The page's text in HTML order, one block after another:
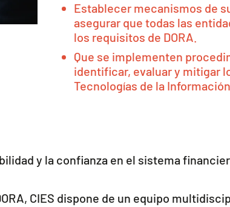
Establecer mecanismos de
asegurar que todas las
los requisitos de DORA.
Que se implementen
identificar, evaluar y mitigar
Tecnologías de la
y la confianza en el sistema
CIES dispone de un equipo